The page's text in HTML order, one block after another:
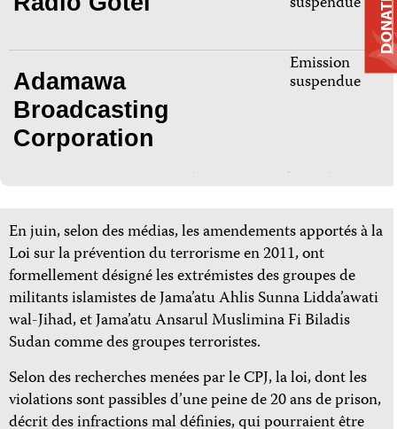
Adamawa
Broadcasting
Corporation
Emission
suspendue
En juin, selon des médias, les amendements apportés à la
Loi sur la prévention du terrorisme en 2011, ont
formellement désigné les extrémistes des groupes de
militants islamistes de Jama’atu Ahlis Sunna Lidda’awati
wal-Jihad, et Jama’atu Ansarul Muslimina Fi Biladis
Sudan comme des groupes terroristes.
Selon des recherches menées par le CPJ, la loi, dont les
violations sont passibles d’une peine de 20 ans de prison,
décrit des infractions mal définies, qui pourraient être
DONATE